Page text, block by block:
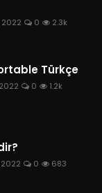
2022 0 2.3k
Türkçe
0 1.2k
2022 0 683